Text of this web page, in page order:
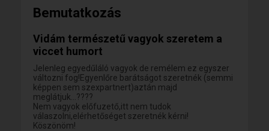
Bemutatkozás
Vidám természetű vagyok szeretem a
viccet humort
Jelenleg egyedűláló vagyok de remélem ez egyszer
változni fog!Egyenlőre barátságot szeretnék (semmi
képpen sem szexpartnert)aztán majd
meglátjuk...????
Nem vagyok előfuzető,itt nem tudok
válaszolni,elérhetőséget szeretnék kérni!
Köszönöm!